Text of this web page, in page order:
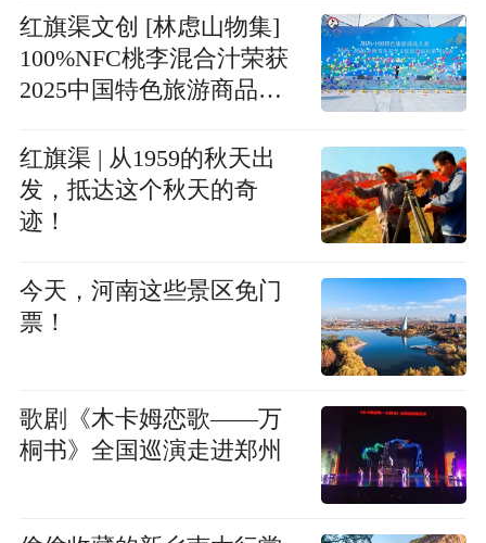
红旗渠文创 [林虑山物集]
100%NFC桃李混合汁荣获
2025中国特色旅游商品大
红旗渠 | 从1959的秋天出
发，抵达这个秋天的奇
迹！
今天，河南这些景区免门
票！
歌剧《木卡姆恋歌——万
桐书》全国巡演走进郑州